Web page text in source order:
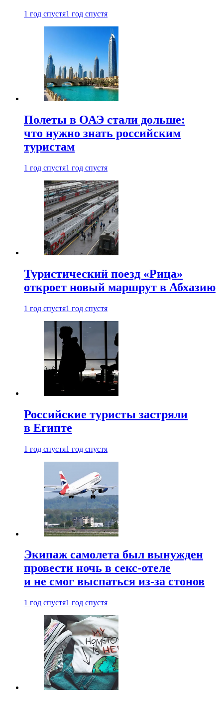
1 год спустя1 год спустя
Полеты в ОАЭ стали дольше:
что нужно знать российским
туристам
1 год спустя1 год спустя
Туристический поезд «Рица»
откроет новый маршрут в Абхазию
1 год спустя1 год спустя
Российские туристы застряли
в Египте
1 год спустя1 год спустя
Экипаж самолета был вынужден
провести ночь в секс-отеле
и не смог выспаться из-за стонов
1 год спустя1 год спустя